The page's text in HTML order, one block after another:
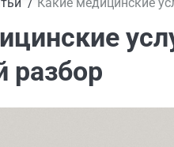
разбор